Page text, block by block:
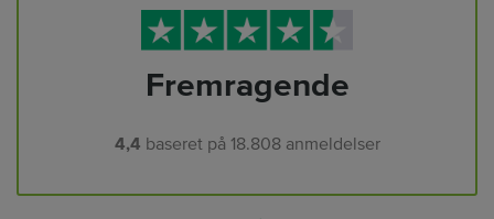
Fremragende
4,4 baseret på 18.808anmeldelser